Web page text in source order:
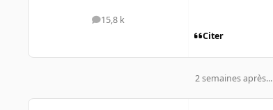
15,8 k
messages
Citer
2 semaines après...